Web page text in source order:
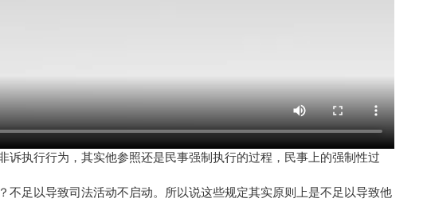
执行行为，其实他参照还是民事强制执行的过程，民事上的强制性过
足以导致司法活动不启动。所以说这些规定其实原则上是不足以导致他